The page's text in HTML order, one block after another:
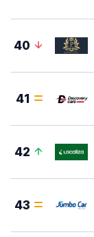
40
41
42
43